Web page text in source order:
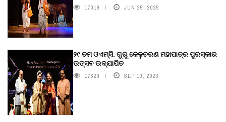
17019 JUN 25, 2025
୨୯ ତମ ଓଏମ୍‌ସି. ଗୁରୁ କେଳୁଚରଣ ମହାପାତ୍ର ପୁରସ୍କାର
ଉତ୍ସବ ଉଦ୍‍ଯାପିତ
17629 SEP 10, 2023